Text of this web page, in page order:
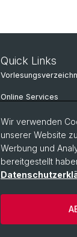
Quick Links
Online Services
IT-Services
Personensuche
Personeninfo
© Universität Basel
Wir verwenden
unserer Website
Werbung und
bereitgestellt